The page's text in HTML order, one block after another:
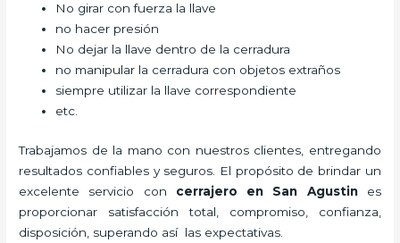
No girar con fuerza la llave
no hacer presión
No dejar la llave dentro de la cerradura
no manipular la cerradura con objetos extraños
siempre utilizar la llave correspondiente
etc.
Trabajamos de la mano con nuestros clientes, entregando
resultados confiables y seguros. El propósito de brindar un
excelente servicio con cerrajero en San Agustines
proporcionar satisfacción total, compromiso, confianza,
disposición, superando así las expectativas.